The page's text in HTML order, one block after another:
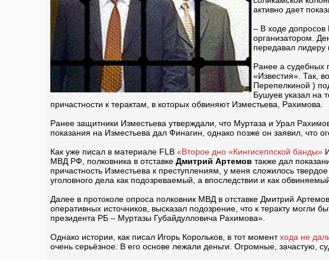
активно дает
– В ходе допросов
организатором.
передавал лидеру
Ранее а судебных
«Известия». Так,
Перепелкиной )
Бушуев указал на
причастности к терактам, в которых обвиняют Изместьева, Рахимова.
Ранее защитники Изместьева утверждали, что Муртаза и Урал
показания на Изместьева дал Финагин, однако позже он заявил, что
Как уже писал в материале FLB «Второе дно «Кингисеппской банды»
МВД РФ, полковника в отставке Дмитрий Артемов также дал
причастность Изместьева к преступлениям, у меня сложилось
уголовного дела как подозреваемый, а впоследствии и как
Далее в протоколе опроса полковник МВД в отставке Дмитрий
оперативных источников, высказал подозрение, что к теракту могли
президента РБ – Муртазы Губайдулловича Рахимова».
Однако истории, как писал Игорь Корольков, в тот моментхода не
очень серьёзное. В его основе лежали деньги. Огромные, зачастую,